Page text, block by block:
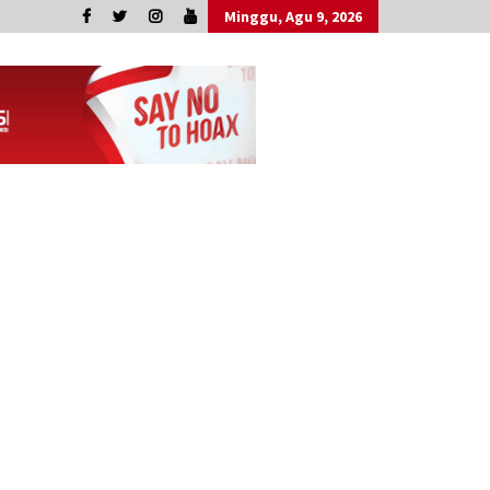
Minggu, Agu 9, 2026